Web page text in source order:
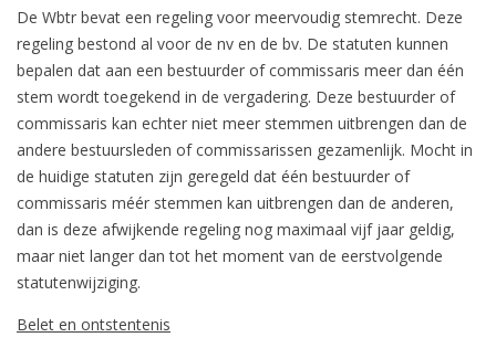
De Wbtr bevat een regeling voor meervoudig stemrecht. Deze
regeling bestond al voor de nv en de bv. De statuten kunnen
bepalen dat aan een bestuurder of commissaris meer dan één
stem wordt toegekend in de vergadering. Deze bestuurder of
commissaris kan echter niet meer stemmen uitbrengen dan de
andere bestuursleden of commissarissen gezamenlijk. Mocht in
de huidige statuten zijn geregeld dat één bestuurder of
commissaris méér stemmen kan uitbrengen dan de anderen,
dan is deze afwijkende regeling nog maximaal vijf jaar geldig,
maar niet langer dan tot het moment van de eerstvolgende
statutenwijziging.
Belet en ontstentenis